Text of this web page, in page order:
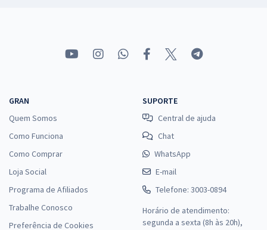
GRAN
Quem Somos
Como Funciona
Como Comprar
Loja Social
Programa de Afiliados
Trabalhe Conosco
Preferência de Cookies
SUPORTE
Central de ajuda
Chat
WhatsApp
E-mail
Telefone: 3003-0894
Horário de atendimento:
segunda a sexta (8h às 20h),